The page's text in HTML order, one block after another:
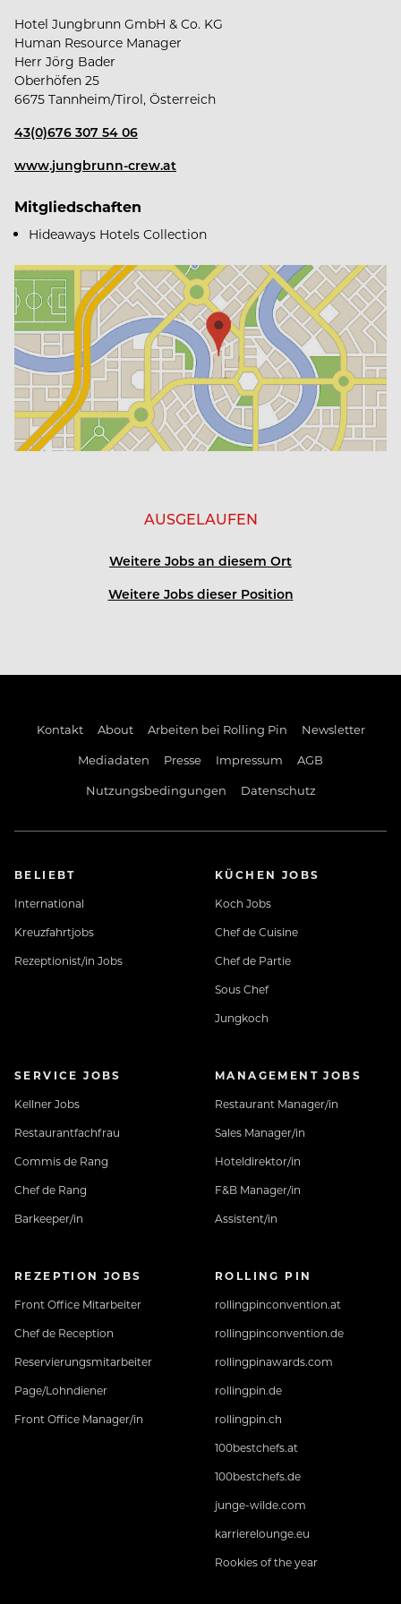
Das bekommst du von uns
Sicherer & mehrmals ausgezeichneter Arbeitgeber
Jahresstelle mit 14 Monatsgehältern
Geregelte Arbeitszeiten und verschiedene
Arbeitszeitmodelle
3, 4 oder 5 Tage-Woche möglich
kosenfreie Nutzung des Mitarbeiterautos (bei
wöchentliche SPA-Abende
Firmenradl
Worauf wartest Du noch?
crew.at
Hotel Jungbrunn GmbH & Co. KG
Human Resource Manager
Herr Jörg Bader
Oberhöfen 25
6675 Tannheim/Tirol, Österreich
43(0)676 307 54 06
www.jungbrunn-crew.at
Mitgliedschaften
Hideaways Hotels Collection
AUSGELAUFEN
Weitere Jobs an diesem Ort
Weitere Jobs dieser Position
Kontakt About Arbeiten bei Rolling Pin
Newsletter
Mediadaten
Presse Impressum
AGB
Nutzungsbedingungen
Datenschutz
BELIEBT
International
Kreuzfahrtjobs
Rezeptionist/in Jobs
KÜCHEN JOBS
Koch Jobs
Chef de Cuisine
Chef de Partie
Sous Chef
Jungkoch
SERVICE JOBS
Kellner Jobs
Restaurantfachfrau
Commis de Rang
Chef de Rang
Barkeeper/in
MANAGEMENT JOBS
Restaurant Manager/in
Sales Manager/in
Hoteldirektor/in
F&B Manager/in
Assistent/in
REZEPTION JOBS
Front Office Mitarbeiter
Chef de Reception
Reservierungsmitarbeiter
Page/Lohndiener
Front Office Manager/in
ROLLING PIN
rollingpinconvention.at
rollingpinconvention.de
rollingpinawards.com
rollingpin.de
rollingpin.ch
100bestchefs.at
100bestchefs.de
junge-wilde.com
karrierelounge.eu
Rookies of the year